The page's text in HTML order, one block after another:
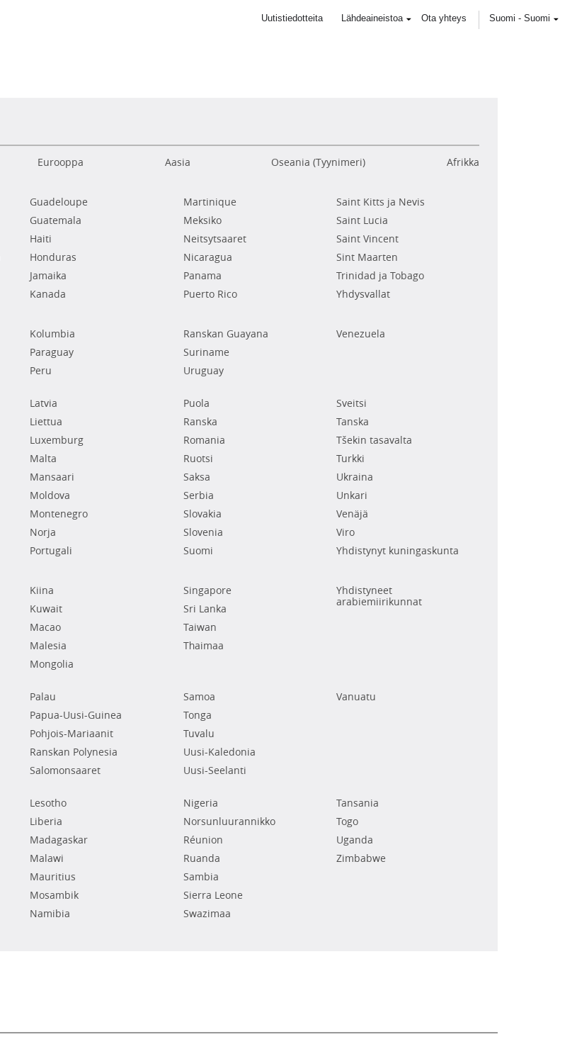
Uutistiedotteita Lähdeaineistoa Ota yhteys Suomi - Suomi
Eurooppa Aasia Oseania (Tyynimeri) Afrikka
Guadeloupe
Guatemala
Haiti
Honduras
Jamaika
Kanada
Martinique
Meksiko
Neitsytsaaret
Nicaragua
Panama
Puerto Rico
Saint Kitts ja Nevis
Saint Lucia
Saint Vincent
Sint Maarten
Trinidad ja Tobago
Yhdysvallat
Kolumbia
Paraguay
Peru
Ranskan Guayana
Suriname
Uruguay
Venezuela
Latvia
Liettua
Luxemburg
Malta
Mansaari
Moldova
Montenegro
Norja
Portugali
Puola
Ranska
Romania
Ruotsi
Saksa
Serbia
Slovakia
Slovenia
Suomi
Sveitsi
Tanska
Tšekin tasavalta
Turkki
Ukraina
Unkari
Venäjä
Viro
Yhdistynyt kuningaskunta
Kiina
Kuwait
Macao
Malesia
Mongolia
Singapore
Sri Lanka
Taiwan
Thaimaa
Yhdistyneet
arabiemiirikunnat
Palau
Papua-Uusi-Guinea
Pohjois-Mariaanit
Ranskan Polynesia
Salomonsaaret
Samoa
Tonga
Tuvalu
Uusi-Kaledonia
Uusi-Seelanti
Vanuatu
Lesotho
Liberia
Madagaskar
Malawi
Mauritius
Mosambik
Namibia
Nigeria
Norsunluurannikko
Réunion
Ruanda
Sambia
Sierra Leone
Swazimaa
Tansania
Togo
Uganda
Zimbabwe